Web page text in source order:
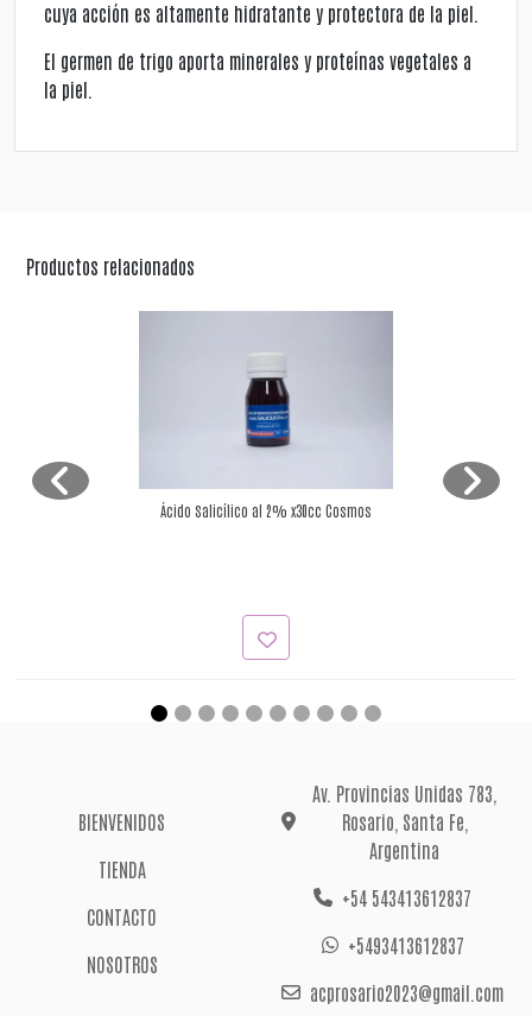
cuya acción es altamente hidratante y protectora de la piel.
El germen de trigo aporta minerales y proteínas vegetales a
la piel.
Productos relacionados
Ácido Salicílico al 2% x30cc Cosmos
BIENVENIDOS
TIENDA
CONTACTO
NOSOTROS
Av. Provincias Unidas 783,
Rosario, Santa Fe,
Argentina
+54 543413612837
+5493413612837
acprosario2023@gmail.com